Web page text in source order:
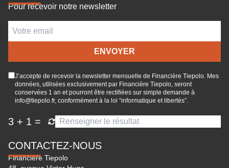
Pour recevoir notre newsletter
J’accepte de recevoir la newsletter mensuelle de Financière Tiepolo. Mes
données, utilisées exclusivement par Financière Tiepolo, seront
conservées 1 an et pourront être rectifiées sur simple demande à
info@tiepolo.fr, conformément à la loi “informatique et libertés”.
3 + 1 =
CONTACTEZ-NOUS
Financière Tiepolo